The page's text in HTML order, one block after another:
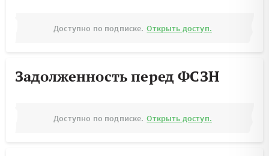
Доступно по подписке. Открыть доступ.
Задолженность перед ФСЗН
Доступно по подписке. Открыть доступ.